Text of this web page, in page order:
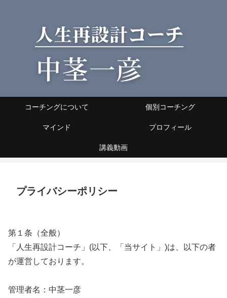
コーチングについて 個別コーチング
マインド プロフィール
講義動画
プライバシーポリシー
第１条（全般）
「人生再設計コーチ」(以下、「当サイト」)は、以下の者
が運営しております。
管理者名：中茎一彦